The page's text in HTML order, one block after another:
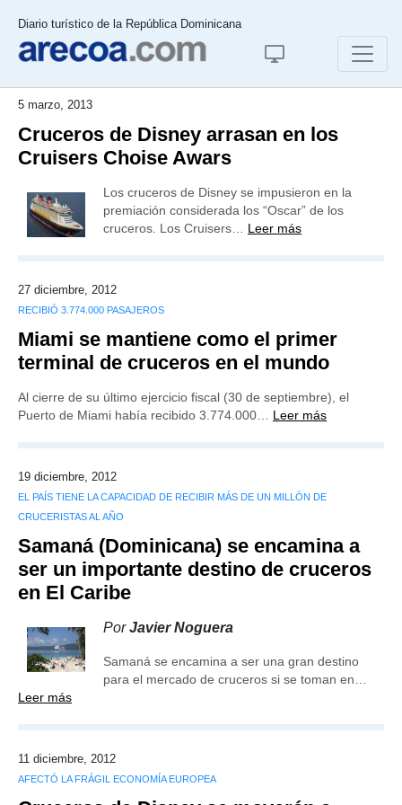
Diario turístico de la República Dominicana
5 marzo, 2013
Cruceros de Disney arrasan en los
Cruisers Choise Awars
Los cruceros de Disney se impusieron en la
premiación considerada los “Oscar” de los
cruceros. Los Cruisers… Leer más
27 diciembre, 2012
RECIBIÓ 3.774.000 PASAJEROS
Miami se mantiene como el primer
terminal de cruceros en el mundo
Al cierre de su último ejercicio fiscal (30 de septiembre), el
Puerto de Miami había recibido 3.774.000… Leer más
19 diciembre, 2012
EL PAÍS TIENE LA CAPACIDAD DE RECIBIR MÁS DE UN MILLÓN DE
CRUCERISTAS AL AÑO
Samaná (Dominicana) se encamina a
ser un importante destino de cruceros
en El Caribe
PorJavier Noguera
Samaná se encamina a ser una gran destino
para el mercado de cruceros si se toman en…
Leer más
11 diciembre, 2012
AFECTÓ LA FRÁGIL ECONOMÍA EUROPEA